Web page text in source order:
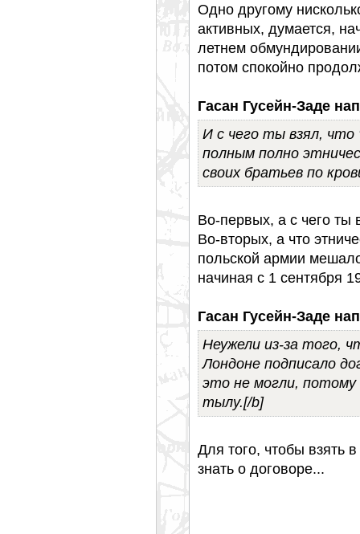
Одно другому
активных, думается,
летнем
потом спокойно
Гасан Гусейн-Заде
И с чего ты взял, что
полным полно
своих братьев по
Во-первых, а с чего ты
Во-вторых, а что
польской армии
начиная с 1 сентября
Гасан Гусейн-Заде
Неужели из-за того,
Лондоне подписало
это не могли, потому
тылу.[/b]
Для того, чтобы взять
знать о договоре...